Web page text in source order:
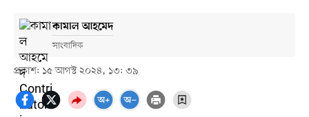
কামাল আহমেদ
সাংবাদিক
প্রকাশ: ১৫ আগস্ট ২০২৪, ১৩: ৩৯